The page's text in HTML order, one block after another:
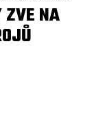
ZVE NA